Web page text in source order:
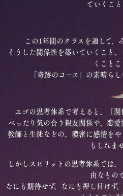
ていくこと
この1年間のクラスを通して、
そうした関係性を築いていくこと
くことこ
「奇跡のコース」の素晴ら
エゴの思考体系で考えると、「関
べったり気の合う親友関係や、恋愛
教師と生徒などの、濃密に感情を
もしれま
しかしスピリットの思考体系では
由なもの
なにも期待せず、なにも押し付けず